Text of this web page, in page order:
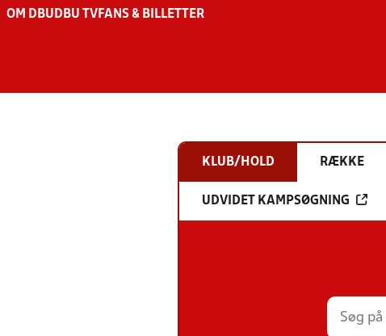
OM DBU DBU TV FANS & BILLETTER
KLUB/HOLD RÆKKE
UDVIDET KAMPSØGNING